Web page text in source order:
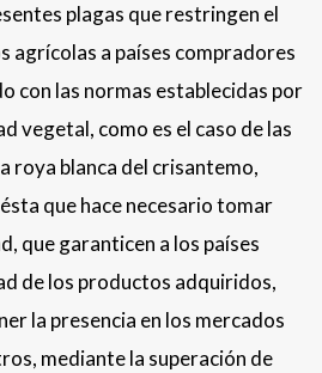
plagas que restringen el
agrícolas a países compradores
con las normas establecidas por
vegetal, como es el caso de las
roya blanca del crisantemo,
que hace necesario tomar
que garanticen a los países
de los productos adquiridos,
la presencia en los mercados
mediante la superación de